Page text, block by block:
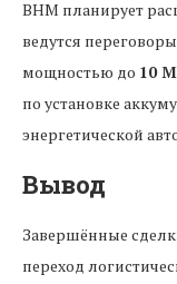
BHM планирует
ведутся
мощностью до 10
по установке
энергетической
Вывод
Завершённые
переход